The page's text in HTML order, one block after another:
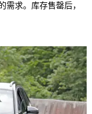
需求。库存售罄后，